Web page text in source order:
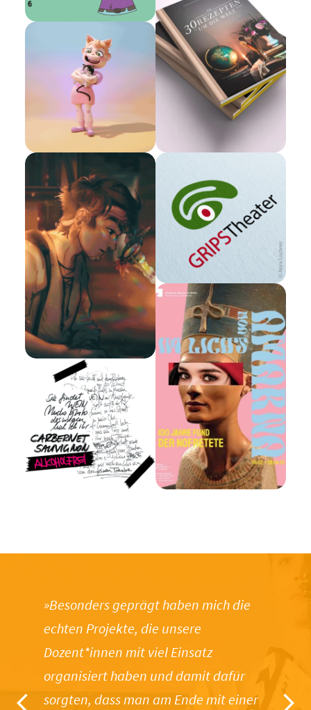
»Besonders geprägt haben mich die
echten Projekte, die unsere
Dozent*innen mit viel Einsatz
organisiert haben und damit dafür
sorgten, dass man am Ende mit einer